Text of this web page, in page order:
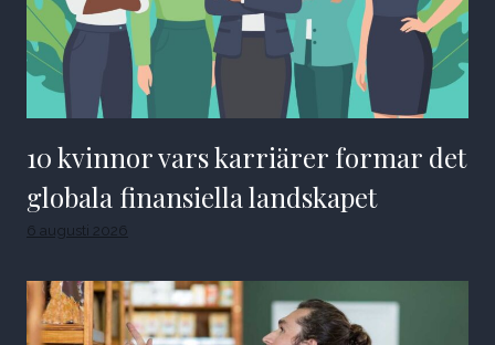
10 kvinnor vars karriärer formar det
globala finansiella landskapet
6 augusti 2026